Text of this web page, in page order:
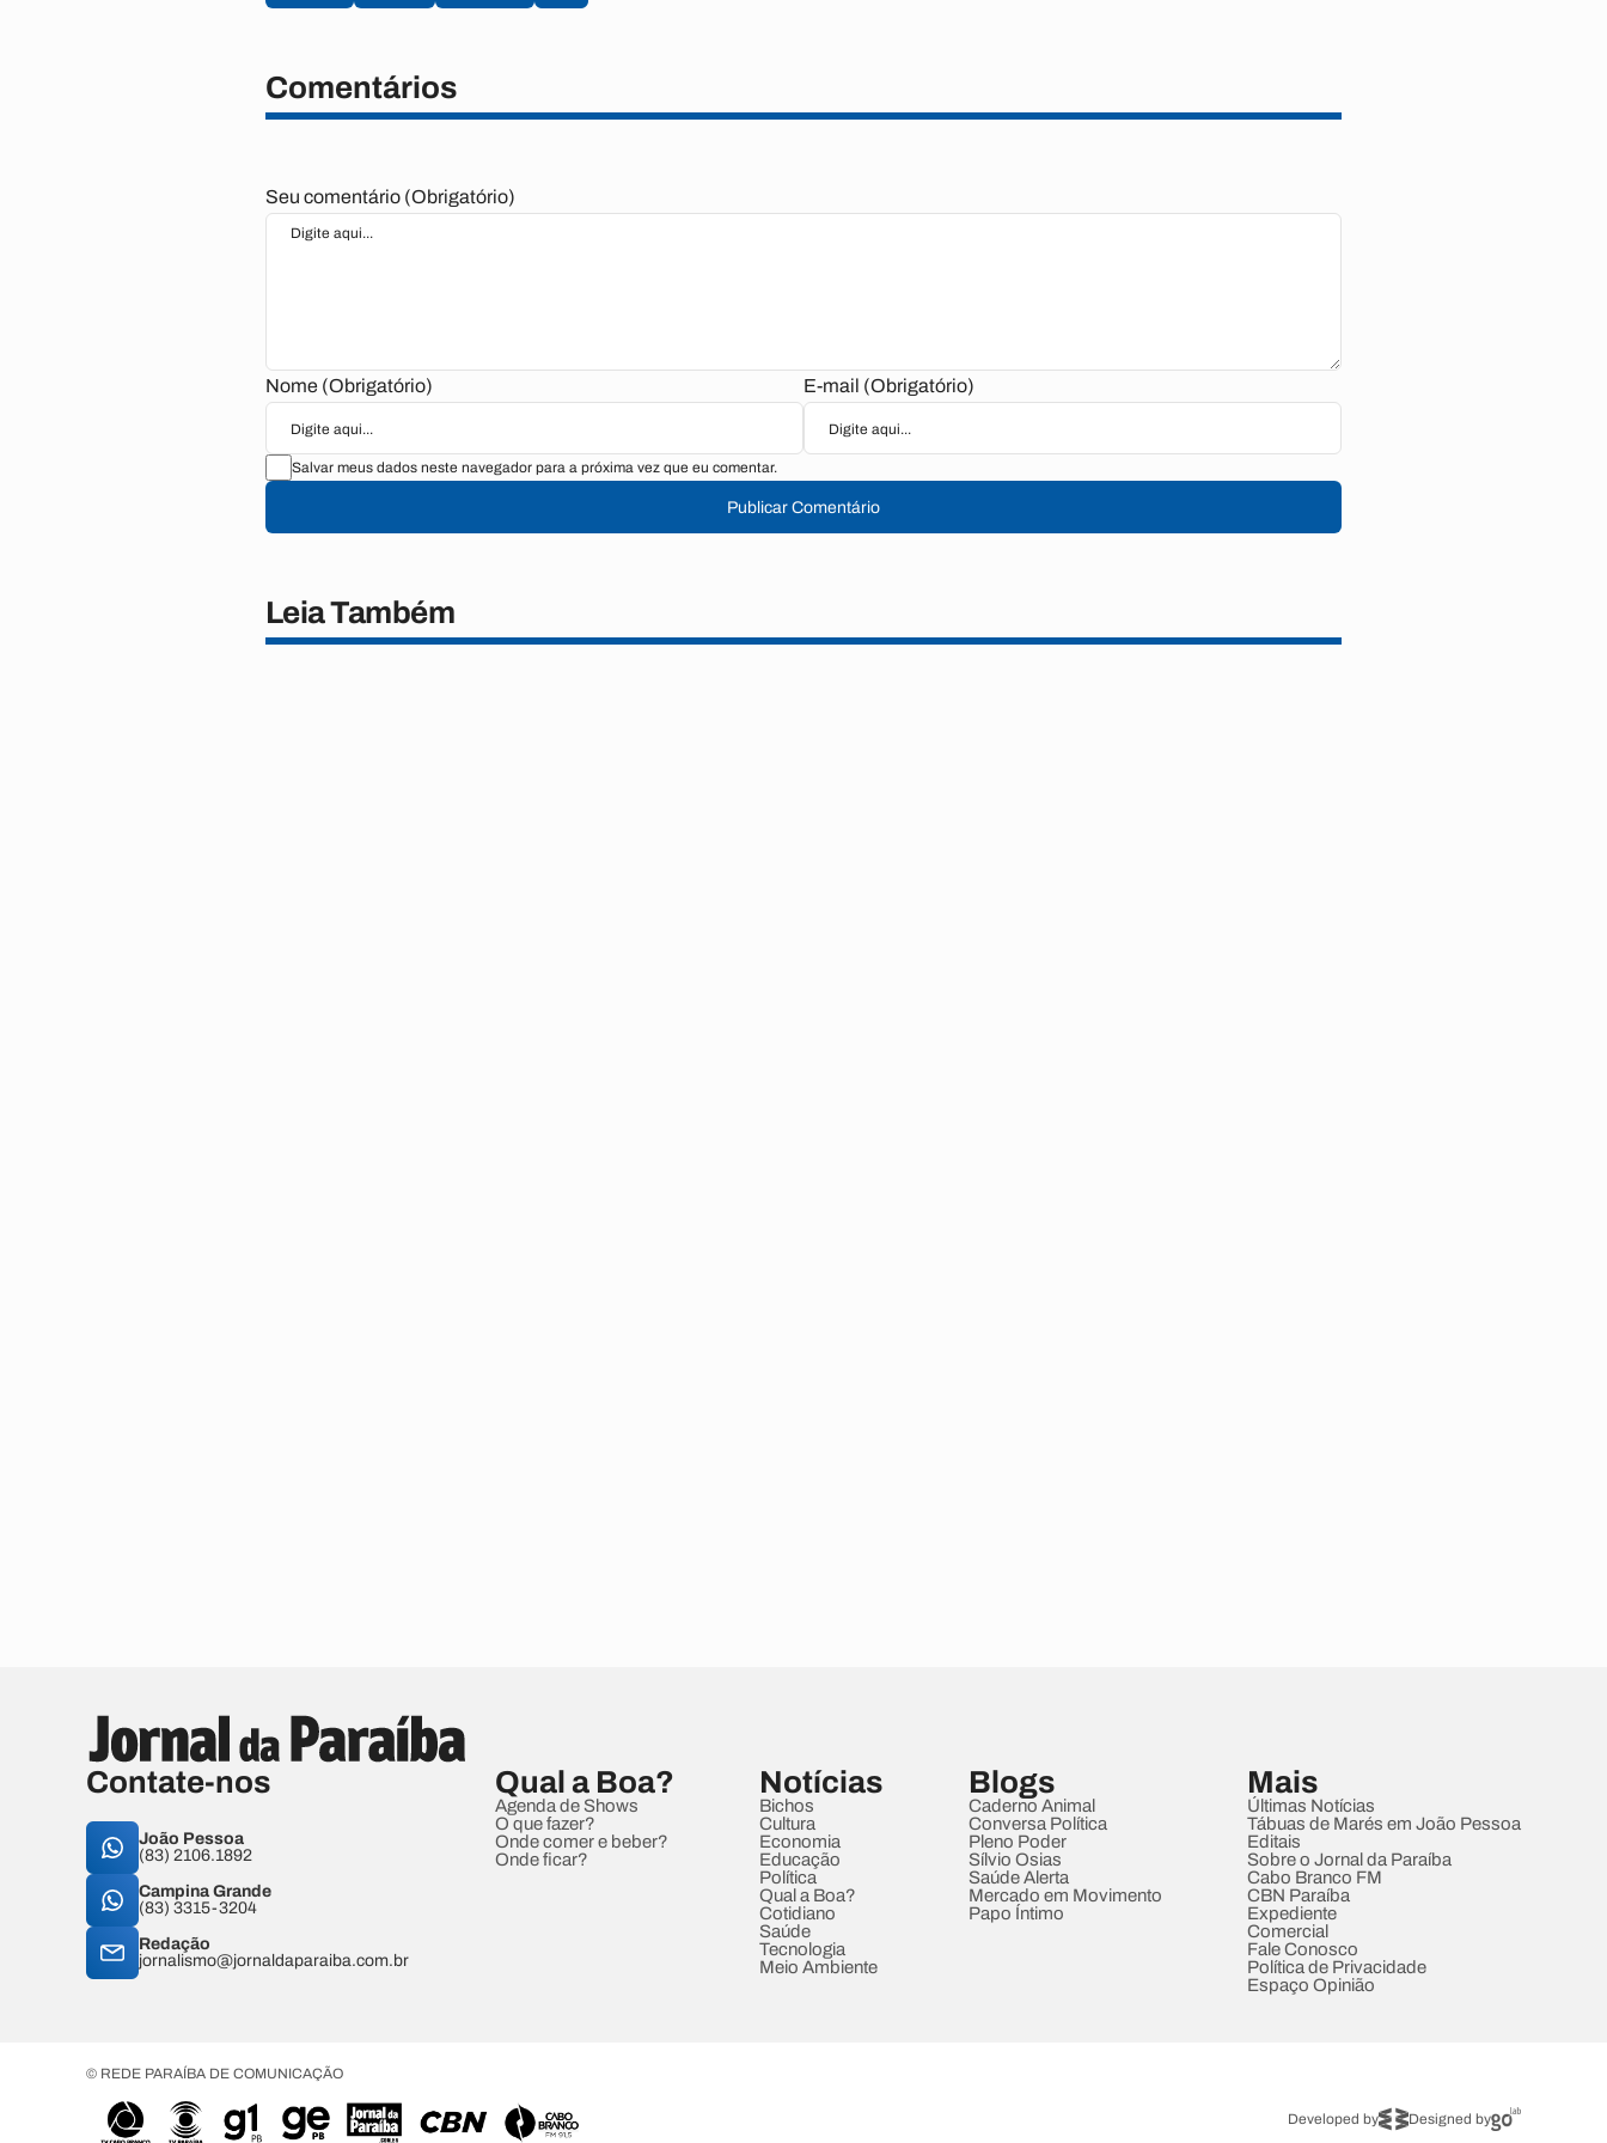
Comentários
Seu comentário (Obrigatório)
Nome (Obrigatório) E-mail (Obrigatório)
Salvar meus dados neste navegador para a próxima vez que eu comentar.
Publicar Comentário
Leia Também
Contate-nos
João Pessoa
(83) 2106.1892
Campina Grande
(83) 3315-3204
Redação
jornalismo@jornaldaparaiba.com.br
Qual a Boa?
Agenda de Shows
O que fazer?
Onde comer e beber?
Onde ficar?
Notícias
Bichos
Cultura
Economia
Educação
Política
Qual a Boa?
Cotidiano
Saúde
Tecnologia
Meio Ambiente
Blogs
Caderno Animal
Conversa Política
Pleno Poder
Sílvio Osias
Saúde Alerta
Mercado em Movimento
Papo Íntimo
Mais
Últimas Notícias
Tábuas de Marés em João Pessoa
Editais
Sobre o Jornal da Paraíba
Cabo Branco FM
CBN Paraíba
Expediente
Comercial
Fale Conosco
Política de Privacidade
Espaço Opinião
© REDE PARAÍBA DE COMUNICAÇÃO
Developed by Designed by